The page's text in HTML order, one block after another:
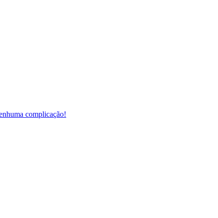
complicação!